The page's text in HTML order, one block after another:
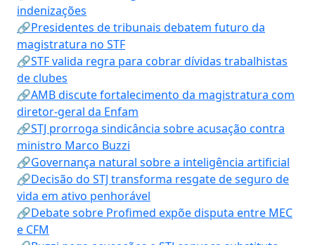
indenizações
🔗Presidentes de tribunais debatem futuro da
magistratura no STF
🔗STF valida regra para cobrar dívidas trabalhistas
de clubes
🔗AMB discute fortalecimento da magistratura com
diretor-geral da Enfam
🔗STJ prorroga sindicância sobre acusação contra
ministro Marco Buzzi
🔗Governança natural sobre a inteligência artificial
🔗Decisão do STJ transforma resgate de seguro de
vida em ativo penhorável
🔗Debate sobre Profimed expõe disputa entre MEC
e CFM